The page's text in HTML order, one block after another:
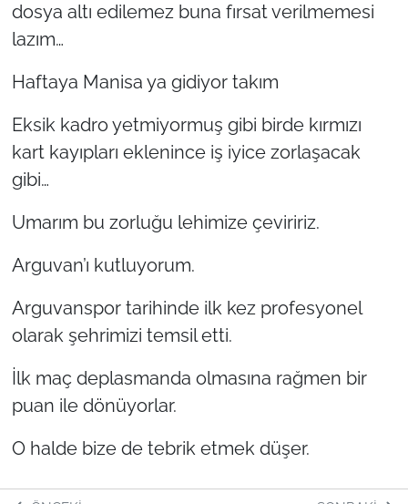
dosya altı edilemez buna fırsat verilmemesi
lazım…
Haftaya Manisa ya gidiyor takım
Eksik kadro yetmiyormuş gibi birde kırmızı
kart kayıpları eklenince iş iyice zorlaşacak
gibi…
Umarım bu zorluğu lehimize çeviririz.
Arguvan’ı kutluyorum.
Arguvanspor tarihinde ilk kez profesyonel
olarak şehrimizi temsil etti.
İlk maç deplasmanda olmasına rağmen bir
puan ile dönüyorlar.
O halde bize de tebrik etmek düşer.